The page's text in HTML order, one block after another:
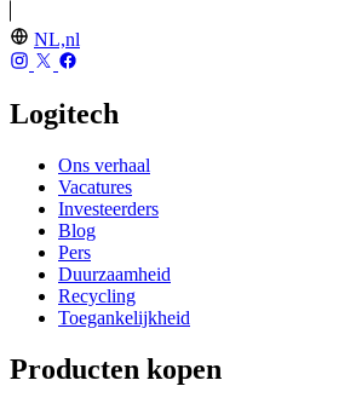
NL,nl
Logitech
Ons verhaal
Vacatures
Investeerders
Blog
Pers
Duurzaamheid
Recycling
Toegankelijkheid
Producten kopen